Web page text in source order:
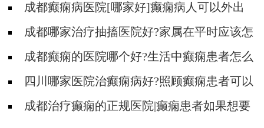
成都癫痫病医院[哪家好]癫痫病人可以外出
吗?成都哪家治疗抽搐医院好?家属在平时应该怎
么照顾癫痫患者?
成都癫痫的医院哪个好?生活中癫痫患者怎么
护理?四川哪家医院治癫痫病好?照顾癫痫患者可以
从哪几方面入手?
成都治疗癫痫的正规医院|癫痫患者如果想要